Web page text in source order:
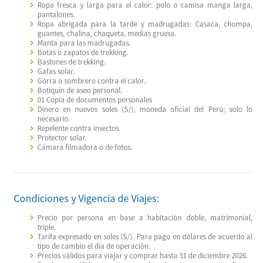
Ropa fresca y larga para el calor: polo o camisa manga larga,
pantalones.
Ropa abrigada para la tarde y madrugadas: Casaca, chompa,
guantes, chalina, chaqueta, medias gruesa.
Manta para las madrugadas.
Botas o zapatos de trekking.
Bastones de trekking.
Gafas solar.
Gorra o sombrero contra el calor.
Botiquín de aseo personal.
01 Copia de documentos personales
Dinero en nuevos soles (S/), moneda oficial del Perú; solo lo
necesario.
Repelente contra insectos.
Protector solar.
Cámara filmadora o de fotos.
Condiciones y Vigencia de Viajes:
Precio por persona en base a habitación doble, matrimonial,
triple.
Tarifa expresado en soles (S/). Para pago en dólares de acuerdo al
tipo de cambio el día de operación.
Precios válidos para viajar y comprar hasta 31 de diciembre 2026.